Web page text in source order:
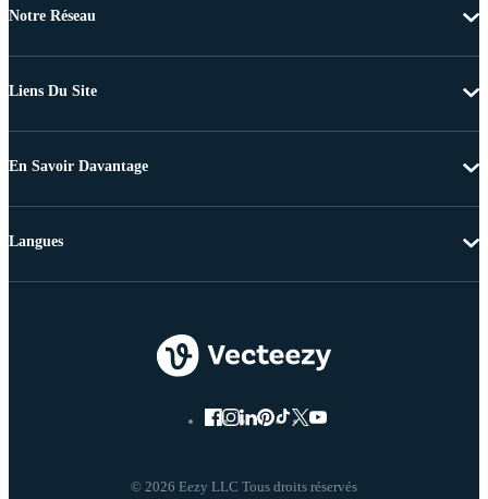
Notre Réseau
Liens Du Site
En Savoir Davantage
© 2026 Eezy LLC Tous droits réservés
Langues